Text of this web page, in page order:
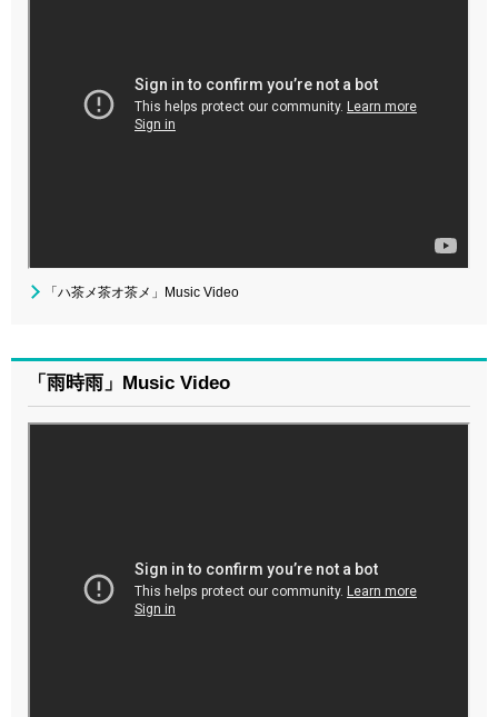
「ハ茶メ茶オ茶メ」Music Video
「雨時雨」Music Video